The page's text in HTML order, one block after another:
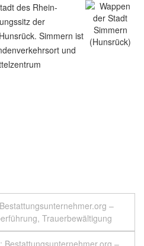
des Rhein-
der
Simmern ist
und
–
Trauerbewältigung
Bestattungsunternehmer.org –